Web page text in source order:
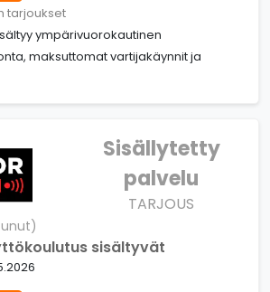
tarjoukset
ympärivuorokautinen
maksuttomat vartijakäynnit ja
Sisällytetty
palvelu
TARJOUS
sisältyvät